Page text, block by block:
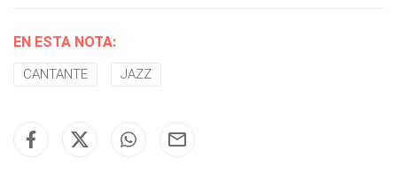
EN ESTA NOTA:
CANTANTE JAZZ